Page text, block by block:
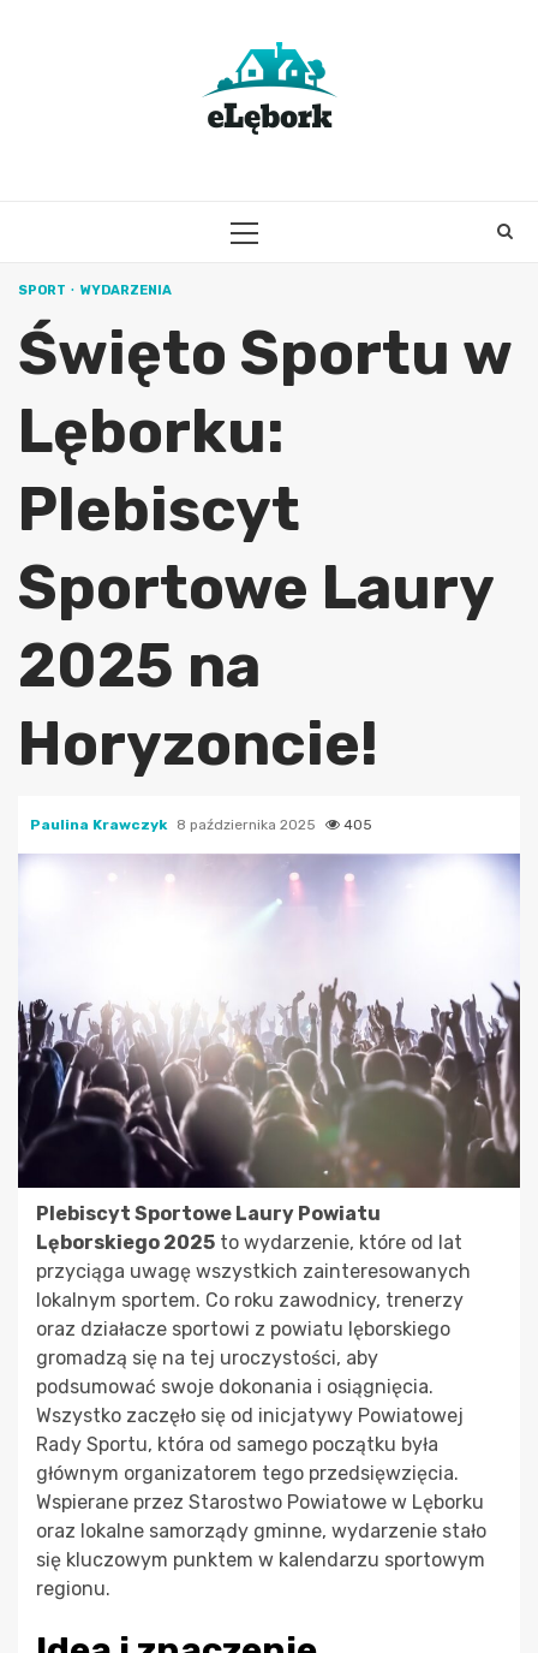
PRIMARY
SPORT WYDARZENIA
Święto Sportu w
Lęborku:
Plebiscyt
Sportowe Laury
2025 na
Horyzoncie!
Paulina Krawczyk 8 października 2025 405
Plebiscyt Sportowe Laury Powiatu
Lęborskiego 2025 to wydarzenie, które od lat
przyciąga uwagę wszystkich zainteresowanych
lokalnym sportem. Co roku zawodnicy, trenerzy
oraz działacze sportowi z powiatu lęborskiego
gromadzą się na tej uroczystości, aby
podsumować swoje dokonania i osiągnięcia.
Wszystko zaczęło się od inicjatywy Powiatowej
Rady Sportu, która od samego początku była
głównym organizatorem tego przedsięwzięcia.
Wspierane przez Starostwo Powiatowe w Lęborku
oraz lokalne samorządy gminne, wydarzenie stało
się kluczowym punktem w kalendarzu sportowym
regionu.